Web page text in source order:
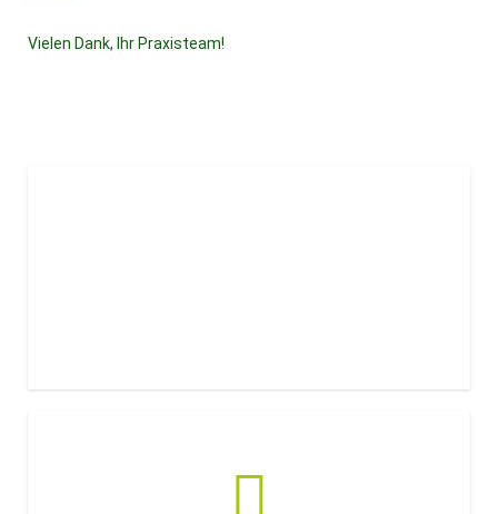
Vielen Dank, Ihr Praxisteam!